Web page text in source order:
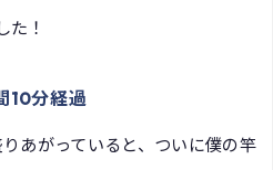
た！
10分経過
あがっていると、ついに僕の竿